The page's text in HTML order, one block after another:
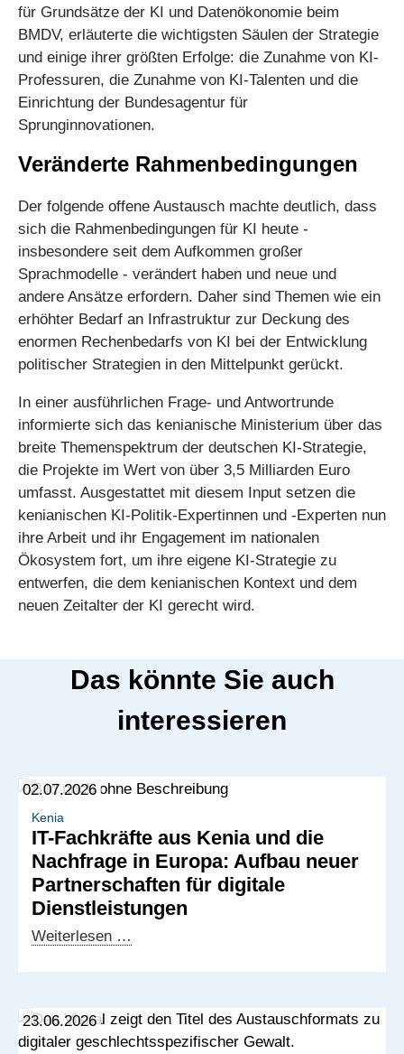
für Grundsätze der KI und Datenökonomie beim
BMDV, erläuterte die wichtigsten Säulen der Strategie
und einige ihrer größten Erfolge: die Zunahme von KI-
Professuren, die Zunahme von KI-Talenten und die
Einrichtung der Bundesagentur für
Sprunginnovationen.
Veränderte Rahmenbedingungen
Der folgende offene Austausch machte deutlich, dass
sich die Rahmenbedingungen für KI heute -
insbesondere seit dem Aufkommen großer
Sprachmodelle - verändert haben und neue und
andere Ansätze erfordern. Daher sind Themen wie ein
erhöhter Bedarf an Infrastruktur zur Deckung des
enormen Rechenbedarfs von KI bei der Entwicklung
politischer Strategien in den Mittelpunkt gerückt.
In einer ausführlichen Frage- und Antwortrunde
informierte sich das kenianische Ministerium über das
breite Themenspektrum der deutschen KI-Strategie,
die Projekte im Wert von über 3,5 Milliarden Euro
umfasst. Ausgestattet mit diesem Input setzen die
kenianischen KI-Politik-Expertinnen und -Experten nun
ihre Arbeit und ihr Engagement im nationalen
Ökosystem fort, um ihre eigene KI-Strategie zu
entwerfen, die dem kenianischen Kontext und dem
neuen Zeitalter der KI gerecht wird.
Das könnte Sie auch
interessieren
02.07.2026
Kenia
IT-Fachkräfte aus Kenia und die
Nachfrage in Europa: Aufbau neuer
Partnerschaften für digitale
Dienstleistungen
Weiterlesen …
und
die
23.06.2026